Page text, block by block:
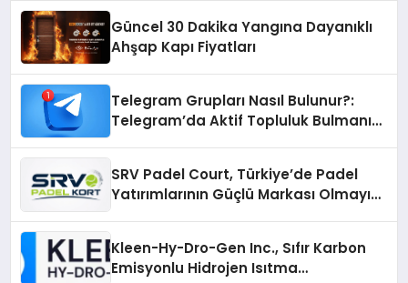
Güncel 30 Dakika Yangına Dayanıklı
Ahşap Kapı Fiyatları
Telegram Grupları Nasıl Bulunur?:
Telegram’da Aktif Topluluk Bulmanın
SRV Padel Court, Türkiye’de Padel
Yatırımlarının Güçlü Markası Olmayı
Kleen-Hy-Dro-Gen Inc., Sıfır Karbon
Emisyonlu Hidrojen Isıtma